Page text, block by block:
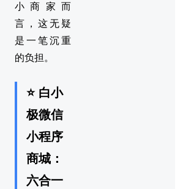
小商家而
言，这无疑
是一笔沉重
的负担。
⭐ 白小
极微信
小程序
商城：
六合一